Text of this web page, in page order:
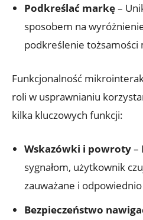
Podkreślać markę–
sposobem na
podkreślenie tożsamości
Funkcjonalność
roli w usprawnianiu
kilka kluczowych funkcji:
Wskazówki i powroty–
sygnałom, użytkownik
zauważane i
Bezpieczeństwo